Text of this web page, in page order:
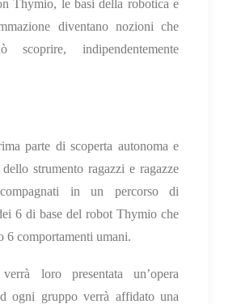
Thymio, le basi della robotica e
diventano nozioni che
scoprire, indipendentemente
parte di scoperta autonoma e
dello strumento ragazzi e ragazze
in un percorso di
6 di base del robot Thymio che
6 comportamenti umani.
loro presentata un’opera
ogni gruppo verrà affidato una